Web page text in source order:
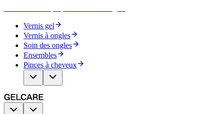
Vernis gel
Vernis à ongles
Soin des ongles
Ensembles
Pinces à cheveux